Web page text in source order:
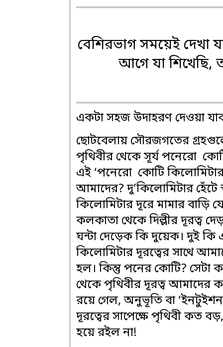
বেশিরভাগ সময়েই দেখা
আগে যা শিখেছি,
একটা সহজ উদাহরণ দেওয়া
ছোটবেলায় সৌরজগতের
পৃথিবীর থেকে সূর্য পনেরো
এই ‘পনেরো কোটি
আমাদের? দু’কিলোমিটার
কিলোমিটার দূরে মামার বাড়ি
কলকাতা থেকে দিল্লীর দূরত্ব
ঘন্টা দেড়েক কি দুয়েক। দুই
কিলোমিটার দূরত্বের সাথে
হল। কিন্তু পনের কোটি? সেটা
থেকে পৃথিবীর দূরত্ব আমাদের
রয়ে গেল, অনুভূতি বা
দূরত্বের সাপেক্ষে পৃথিবী কত
হয়ে রইল না!